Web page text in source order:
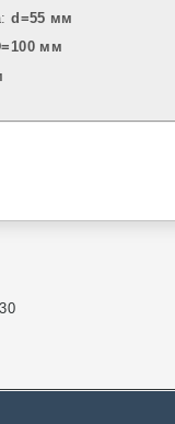
d=55 мм
мм